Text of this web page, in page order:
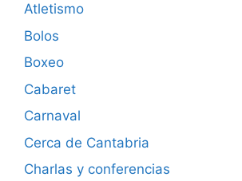
Atletismo
Bolos
Boxeo
Cabaret
Carnaval
Cerca de Cantabria
Charlas y conferencias